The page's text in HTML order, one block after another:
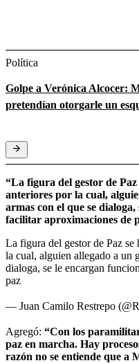
Política
Golpe a Verónica Alcocer:
pretendían otorgarle un
“La figura del gestor de
anteriores por la cual,
armas con el que se
facilitar aproximaciones de
La figura del gestor de Paz se
la cual, alguien allegado a un
dialoga, se le encargan
paz
— Juan Camilo Restrepo
Agregó: “Con los
paz en marcha. Hay
razón no se entiende que a